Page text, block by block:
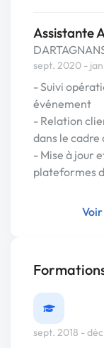
Assistante
sept. 2020 -
- Suivi
événement
- Relation
dans le cadre
- Mise à jour
plateformes
sept. 2018 -